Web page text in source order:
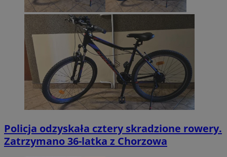
Policja odzyskała cztery skradzione rowery.
Zatrzymano 36-latka z Chorzowa